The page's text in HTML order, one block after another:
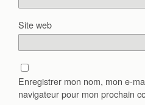
Site web
Enregistrer mon nom, mon e-
navigateur pour mon prochain